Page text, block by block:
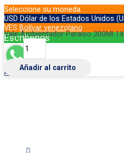
Seleccione su moneda
USD Dólar de los Estados Unidos
VES Bolívar venezolano
Escríbenos
Atención al cliente
Vale Ambientador Paraíso 300Ml
Añadir al carrito